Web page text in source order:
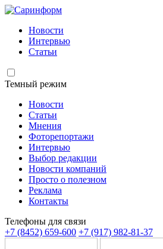
Новости
Интервью
Статьи
Темный режим
Новости
Статьи
Мнения
Фоторепортажи
Интервью
Выбор редакции
Новости компаний
Просто о полезном
Реклама
Контакты
Телефоны для связи
+7 (8452) 659-600 +7 (917) 982-81-37